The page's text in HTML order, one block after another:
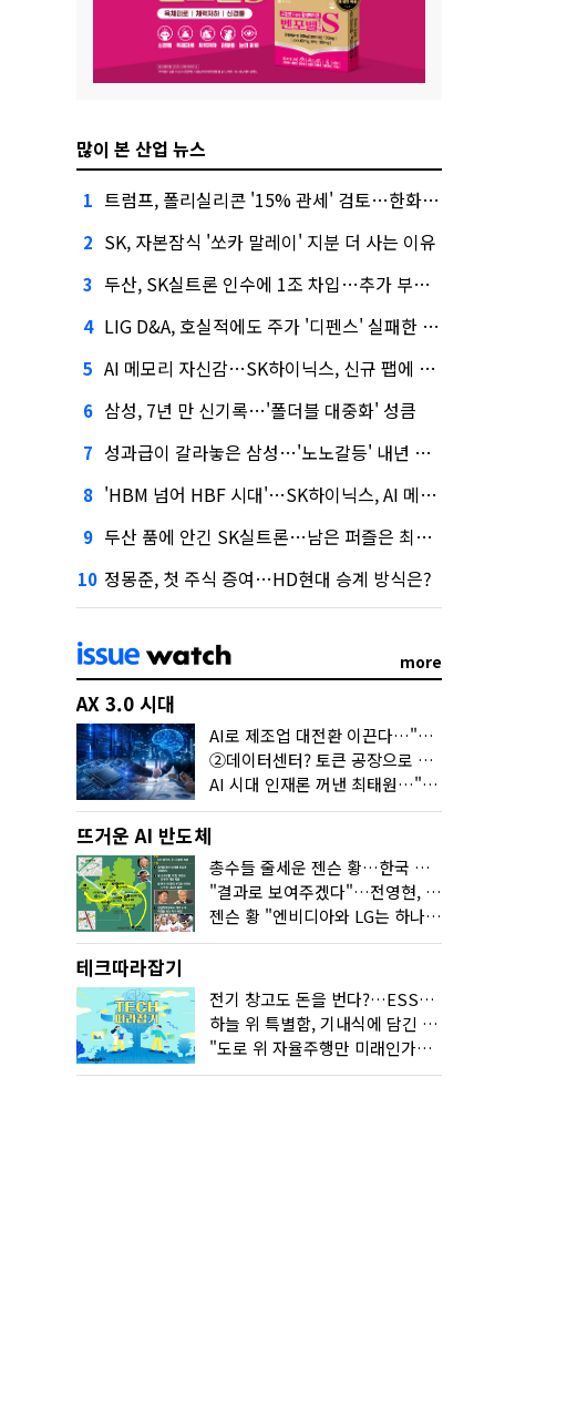
많이 본 산업 뉴스
1 트럼프, 폴리실리콘 '15% 관세' 검토…한화큐셀·OCI 영향은?
2 SK, 자본잠식 '쏘카 말레이' 지분 더 사는 이유
3 두산, SK실트론 인수에 1조 차입…추가 부담은?
4 LIG D&A, 호실적에도 주가 '디펜스' 실패한 이유
5 AI 메모리 자신감…SK하이닉스, 신규 팹에 54조 투자
6 삼성, 7년 만 신기록…'폴더블 대중화' 성큼
7 성과급이 갈라놓은 삼성…'노노갈등' 내년 교섭 판 흔들까
8 'HBM 넘어 HBF 시대'…SK하이닉스, AI 메모리 표준 선점 나섰다
9 두산 품에 안긴 SK실트론…남은 퍼즐은 최태원 지분 29.4%
10 정몽준, 첫 주식 증여…HD현대 승계 방식은?
more
AX 3.0 시대
AI로 제조업 대전환 이끈다…"2030년까지 민관합동 20조 투자"
②데이터센터? 토큰 공장으로 변신
AI 시대 인재론 꺼낸 최태원…"협업이 경쟁력"
뜨거운 AI 반도체
총수들 줄세운 젠슨 황…한국 산업계 새판 짰다
"결과로 보여주겠다"…전영현, 젠슨 황과 HBM5 논의
젠슨 황 "엔비디아와 LG는 하나의 거대한 팀"
테크따라잡기
전기 창고도 돈을 번다?…ESS의 '두뇌' EMO가 뭐길래
하늘 위 특별함, 기내식에 담긴 기술의 세계
"도로 위 자율주행만 미래인가요"…진흙탕서 길 내는 HD현대 AI 기술